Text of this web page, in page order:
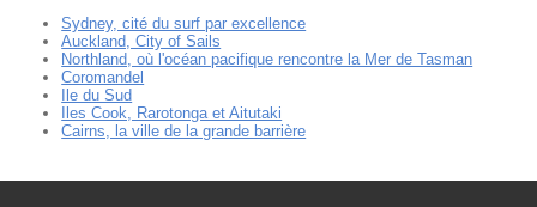
Sydney, cité du surf par excellence
Auckland, City of Sails
Northland, où l'océan pacifique rencontre la Mer de Tasman
Coromandel
Ile du Sud
Iles Cook, Rarotonga et Aitutaki
Cairns, la ville de la grande barrière